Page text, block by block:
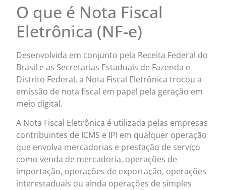
O que é Nota Fiscal
Eletrônica (NF-e)
Desenvolvida em conjunto pela Receita Federal do
Brasil e as Secretarias Estaduais de Fazenda e
Distrito Federal, a Nota Fiscal Eletrônica trocou a
emissão de nota fiscal em papel pela geração em
meio digital.
A Nota Fiscal Eletrônica é utilizada pelas empresas
contribuintes de ICMS e IPI em qualquer operação
que envolva mercadorias e prestação de serviço
como venda de mercadoria, operações de
importação, operações de exportação, operações
interestaduais ou ainda operações de simples